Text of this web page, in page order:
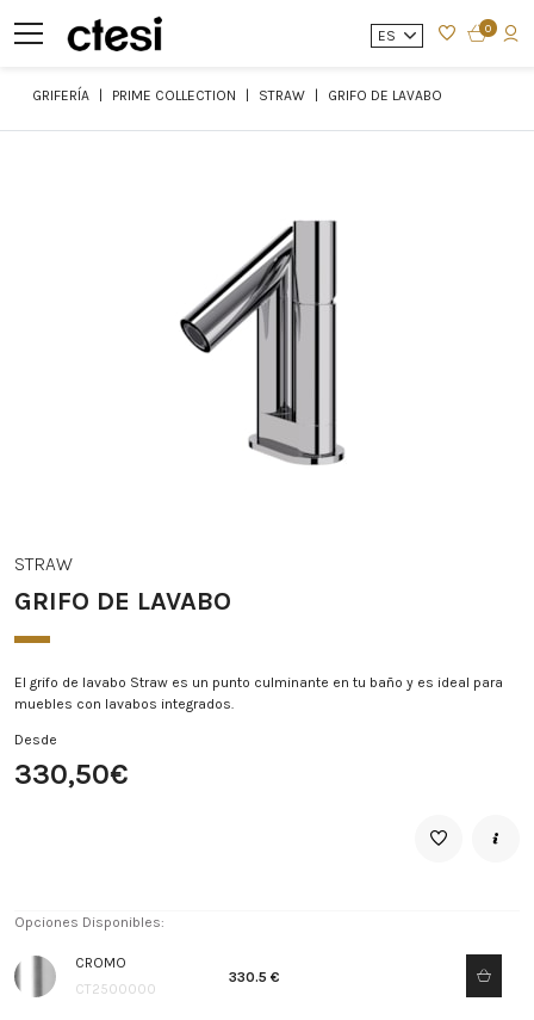
ES 0
GRIFERÍA PRIME COLLECTION STRAW GRIFO DE LAVABO
STRAW
GRIFO DE LAVABO
El grifo de lavabo Straw es un punto culminante en tu baño y es ideal para
muebles con lavabos integrados.
Desde
330,50€
Opciones Disponibles:
CROMO
CT2500000
330.5 €